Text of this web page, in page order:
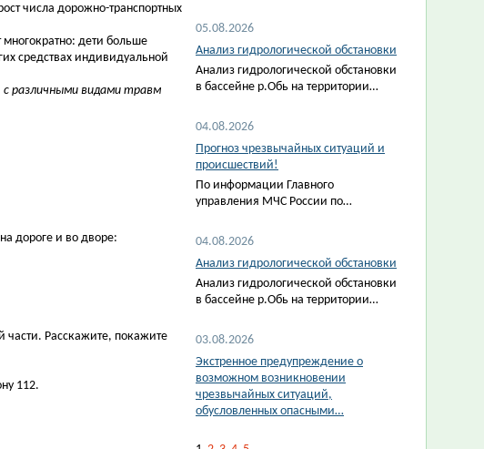
числа дорожно-транспортных
дети больше
средствах индивидуальной
различными видами травм
дороге и во дворе:
части. Расскажите, покажите
112.
05.08.2026
Анализ гидрологической обстановки
Анализ гидрологической обстановки
в бассейне р.Обь на территории…
04.08.2026
Прогноз чрезвычайных ситуаций и
происшествий!
По информации Главного
управления МЧС России по…
04.08.2026
Анализ гидрологической обстановки
Анализ гидрологической обстановки
в бассейне р.Обь на территории…
03.08.2026
Экстренное предупреждение о
возможном возникновении
чрезвычайных ситуаций,
обусловленных опасными…